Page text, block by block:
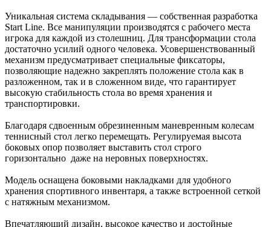
Уникальная система складывания — собственная разработка
Start Line. Все манипуляции производятся с рабочего места
игрока для каждой из столешниц. Для трансформации стола
достаточно усилий одного человека. Усовершенствованный
механизм предусматривает специальные фиксаторы,
позволяющие надежно закреплять положение стола как в
разложенном, так и в сложенном виде, что гарантирует
высокую стабильность стола во время хранения и
транспортировки.
Благодаря сдвоенным обрезиненным маневренным колесам
теннисный стол легко перемещать. Регулируемая высота
боковых опор позволяет выставить стол строго
горизонтально даже на неровных поверхностях.
Модель оснащена боковыми накладками для удобного
хранения спортивного инвентаря, а также встроенной сеткой
с натяжным механизмом.
Впечатляющий дизайн, высокое качество и достойные